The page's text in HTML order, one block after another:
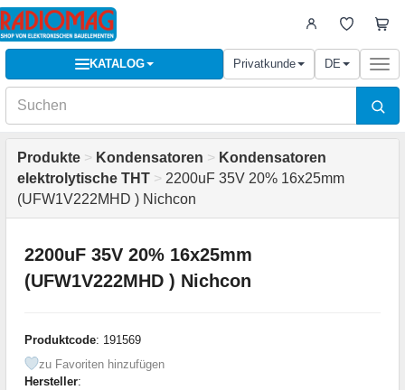
KATALOG Privatkunde DE
Produkte > Kondensatoren > Kondensatoren
elektrolytische THT > 2200uF 35V 20% 16x25mm
(UFW1V222MHD ) Nichcon
2200uF 35V 20% 16x25mm
(UFW1V222MHD ) Nichcon
Produktcode: 191569
zu Favoriten hinzufügen
Hersteller: